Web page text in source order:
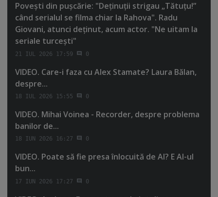
Poveşti din puşcărie: "Deţinuţii strigau „Tătuţu!”
când serialul se filma chiar la Rahova". Radu
Giovani, atunci deţinut, acum actor. "Ne uitam la
seriale turceşti"
21 IUL 2026 17:59 0
VIDEO. Care-i faza cu Alex Stamate? Laura Bălan,
despre...
18 IUL 2026 15:55 0
VIDEO. Mihai Voinea - Recorder, despre problema
banilor de...
18 IUN 2026 16:27 0
VIDEO. Poate să fie presa înlocuită de AI? E AI-ul
bun...
17 IUN 2026 17:27 0